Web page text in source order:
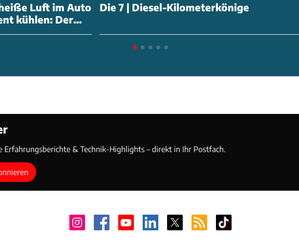
Luft im Auto
kühlen: Der
Die 7 | Diesel-Kilometerkönige
Erfahrungsberichte & Technik-Highlights – direkt in Ihr Postfach.